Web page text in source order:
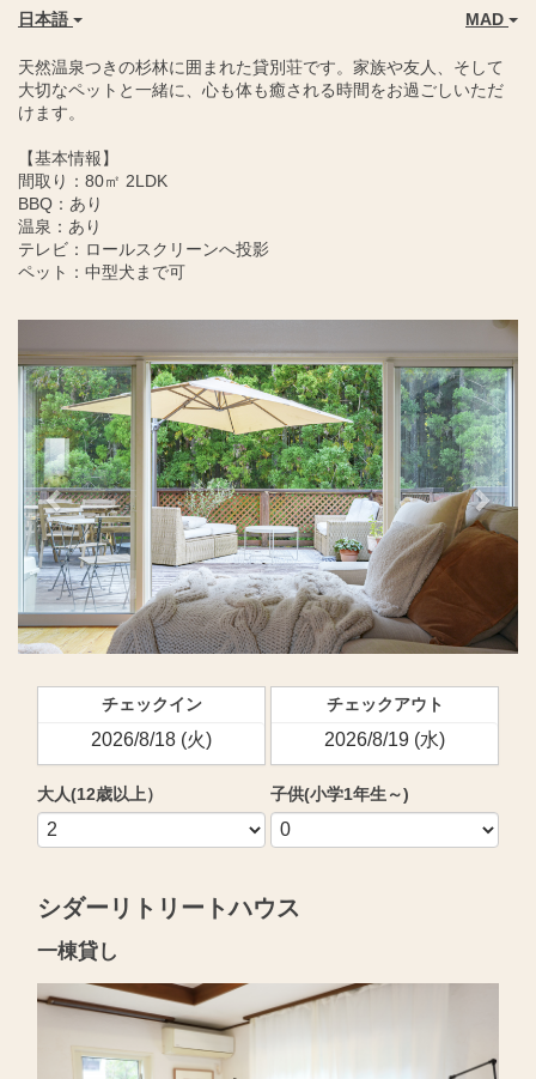
日本語 MAD
天然温泉つきの杉林に囲まれた貸別荘です。家族や友人、そして
大切なペットと一緒に、心も体も癒される時間をお過ごしいただ
けます。
【基本情報】
間取り：80㎡ 2LDK
BBQ：あり
温泉：あり
テレビ：ロールスクリーンへ投影
ペット：中型犬まで可
Next
チェックイン チェックアウト
大人(12歳以上） 子供(小学1年生～)
シダーリトリートハウス
一棟貸し